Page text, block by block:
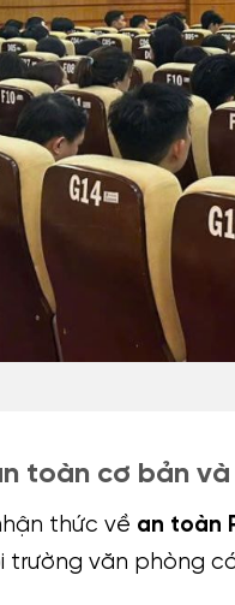
toàn cơ bản và
thức về an toàn
trường văn phòng